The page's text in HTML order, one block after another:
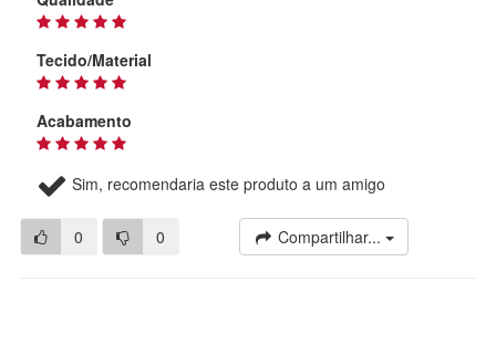
Tecido/Material
Acabamento
Sim, recomendaria este produto a um amigo
0 0 Compartilhar...